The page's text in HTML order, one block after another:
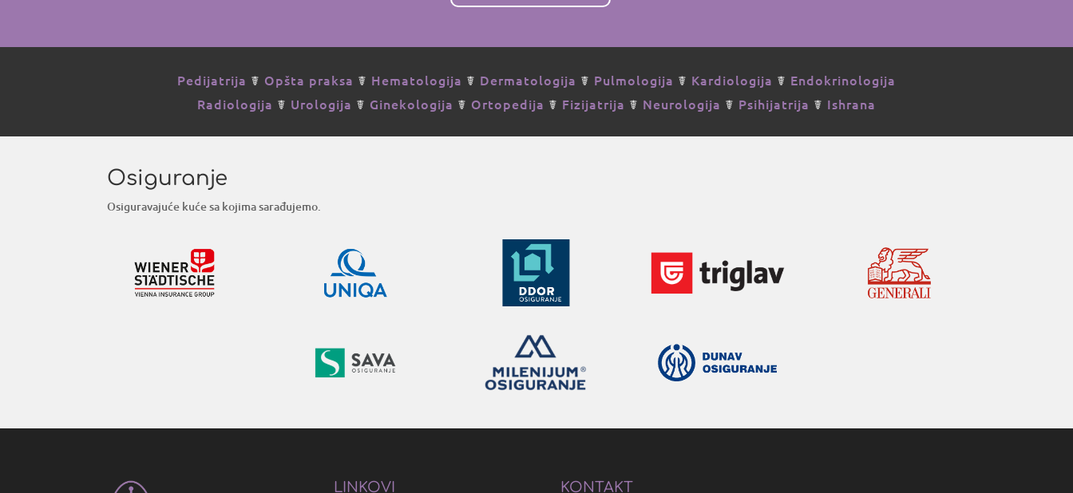
Pedijatrija ☤ Opšta praksa ☤ Hematologija ☤ Dermatologija ☤ Pulmologija ☤ Kardiologija ☤ Endokrinologija
Radiologija ☤ Urologija ☤ Ginekologija ☤ Ortopedija ☤ Fizijatrija ☤ Neurologija ☤ Psihijatrija ☤ Ishrana
Osiguranje
Osiguravajuće kuće sa kojima sarađujemo.
LINKOVI KONTAKT